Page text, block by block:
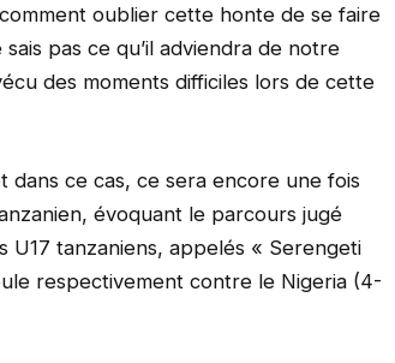
oublier cette honte de se faire
pas ce qu’il adviendra de notre
des moments difficiles lors de cette
dans ce cas, ce sera encore une fois
évoquant le parcours jugé
U17 tanzaniens, appelés « Serengeti
respectivement contre le Nigeria (4-